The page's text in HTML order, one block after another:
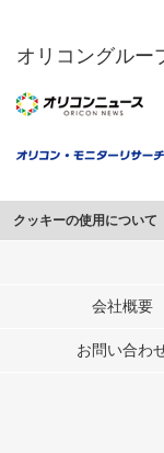
オリコングルー
クッキーの使用について
このサイトでは Cookie
行っています。
メディアや広告配信、
会社概要
お問い合わ